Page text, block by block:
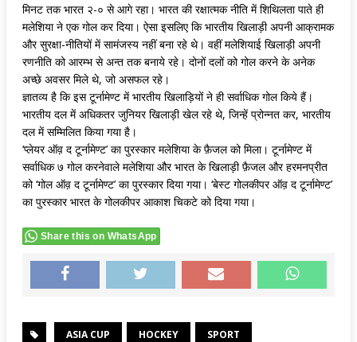
मिनट तक भारत २-० से आगे रहा। भारत की रक्षात्मक नीति में शिथिलता पाते ही
मलेशिया ने एक गोल कर दिया। ऐसा इसलिए कि भारतीय खिलाड़ी अपनी आक्रामक
और सुरक्षा-नीतियों में सामंजस्य नहीं बना रहे थे। वहीं मलेशियाई खिलाड़ी अपनी
रणनीति को आरम्भ से अन्त तक बनाये रहे। दोनों दलों को गोल करने के अनेक
अच्छे अवसर मिले थे, जो असफल रहे।
ज्ञातव्य है कि इस टूर्नामेण्ट में भारतीय खिलाड़ियों ने ही सर्वाधिक गोल किये हैं।
भारतीय दल में अधिकतर जुनियर खिलाड़ी खेल रहे थे, जिन्हें प्रोन्नत कर, भारतीय
दल में सम्मिलित किया गया है।
‘प्लेयर ऑव़ द टूर्नामेण्ट’ का पुरस्कार मलेशिया के फ़ैजल को मिला। टूर्नामेण्ट में
सर्वाधिक ७ गोल करनेवाले मलेशिया और भारत के खिलाड़ी फ़ैजल और हरमनप्रीत
को ‘गोल ऑव़ द टूर्नामेण्ट’ का पुरस्कार दिया गया। ‘बेस्ट गोलकीपर ऑव़ द टूर्नामेण्ट’
का पुरस्कार भारत के गोलकीपर आकाश चिकटे को दिया गया।
Share this on WhatsApp
ASIA CUP HOCKEY SPORT